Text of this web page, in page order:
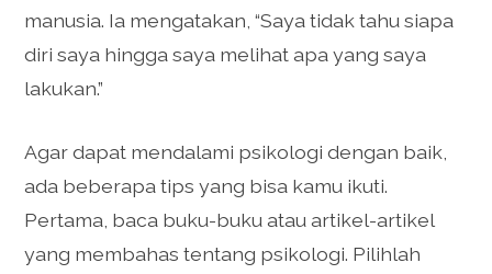
manusia. Ia mengatakan, “Saya tidak tahu siapa
diri saya hingga saya melihat apa yang saya
lakukan.”
Agar dapat mendalami psikologi dengan baik,
ada beberapa tips yang bisa kamu ikuti.
Pertama, baca buku-buku atau artikel-artikel
yang membahas tentang psikologi. Pilihlah